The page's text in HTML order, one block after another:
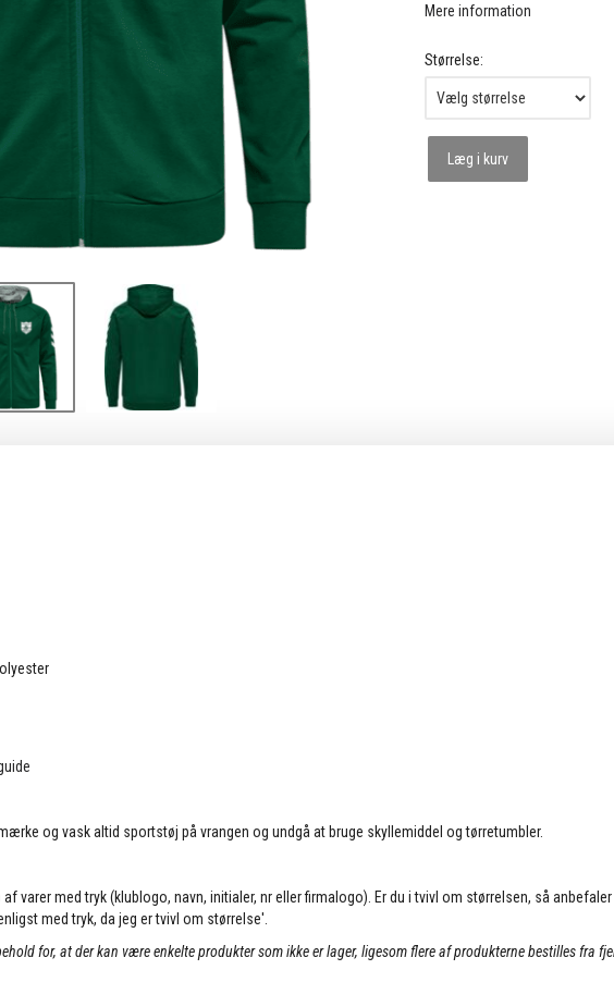
Mere information
Størrelse:
Læg i kurv
og vask altid sportstøj på vrangen og undgå at bruge skyllemiddel og tørretumbler.
varer med tryk (klublogo, navn, initialer, nr eller firmalogo). Er du i tvivl om størrelsen, så
med tryk, da jeg er tvivl om størrelse'.
for, at der kan være enkelte produkter som ikke er lager, ligesom flere af produkterne bestilles fra